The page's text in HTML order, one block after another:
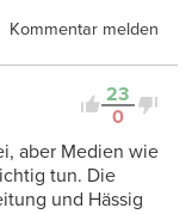
Kommentar melden
23
0
aber Medien wie
tun. Die
und Hässig